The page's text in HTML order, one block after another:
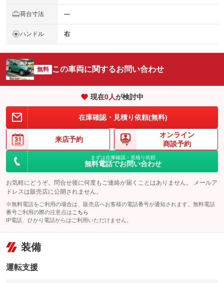
荷台寸法 ―
ハンドル 右
無料 この車両に関するお問い合わせ
現在0人が検討中
在庫確認・見積り依頼(無料)
来店予約
オンライン
商談予約
まずは在庫確認・見積り依頼
無料電話でお問い合わせ
お気軽にどうぞ。問合せ後に何度もご連絡が届くことはありません。 メールア
ドレスは販売店に公開されません。
※無料電話をご利用の場合は、販売店へお客様の電話番号が通知されます。無料電話
番号ご利用の際の注意点は こちら
IP電話、ひかり電話からはご利用いただけません。
装備
運転支援